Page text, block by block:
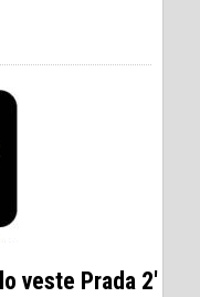
veste Prada 2'